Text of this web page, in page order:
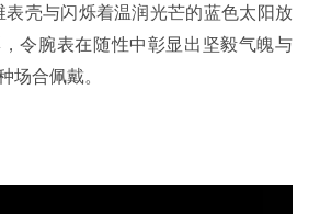
壳与闪烁着温润光芒的蓝色太阳放
令腕表在随性中彰显出坚毅气魄与
场合佩戴。